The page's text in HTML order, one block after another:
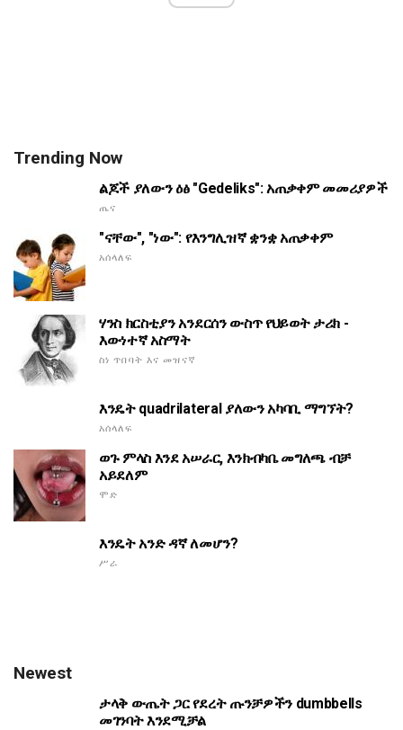
Trending Now
ልጆች ያለውን ዕፅ "Gedeliks": አጠቃቀም መመሪያዎች
ጤና
"ናቸው", "ነው": የእንግሊዝኛ ቋንቋ አጠቃቀም
አሰላለፍ
ሃንስ ክርስቲያን አንደርሰን ውስጥ የህይወት ታሪክ -
እውነተኛ አስማት
ስነ ጥበባት እና መዝናኛ
እንዴት quadrilateral ያለውን አካባቢ ማግኘት?
አሰላለፍ
ወጉ ምላስ እንደ አሠራር, እንክብካቤ መግለጫ ብቻ
አይደለም
ሞድ
እንዴት አንድ ዳኛ ለመሆን?
ሥራ
Newest
ታላቅ ውጤት ጋር የደረት ጡንቻዎችን dumbbells
መገንባት እንደሚቻል